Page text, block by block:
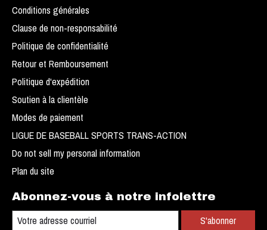
Conditions générales
Clause de non-responsabilité
Politique de confidentialité
Retour et Remboursement
Politique d'expédition
Soutien à la clientèle
Modes de paiement
LIGUE DE BASEBALL SPORTS TRANS-ACTION
Do not sell my personal information
Plan du site
Abonnez-vous à notre infolettre
S'abonner